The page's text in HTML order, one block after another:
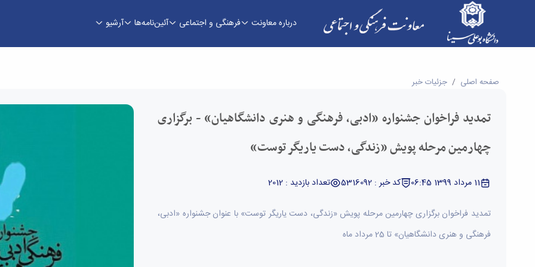
درباره معاونت فرهنگی و اجتماعی آئین‌نامه‌ها آرشیو
تمدید فراخوان جشنواره «ادبی، فرهنگی و هنری دانشگاهیان» - برگزاری چهارمین مرحله پویش
صفحه اصلی جزئیات خبر
تمدید فراخوان جشنواره «ادبی، فرهنگی و هنری دانشگاهیان» - برگزاری
چهارمین مرحله پویش «زندگی، دست یاریگر توست»
11 مرداد 1399 06:45 کد خبر : 5316092 تعداد بازدید : 2012
تمدید فراخوان برگزاری چهارمین مرحله پویش «زندگی، دست یاریگر توست» با عنوان جشنواره «ادبی،
فرهنگی و هنری دانشگاهیان» تا 25 مرداد ماه